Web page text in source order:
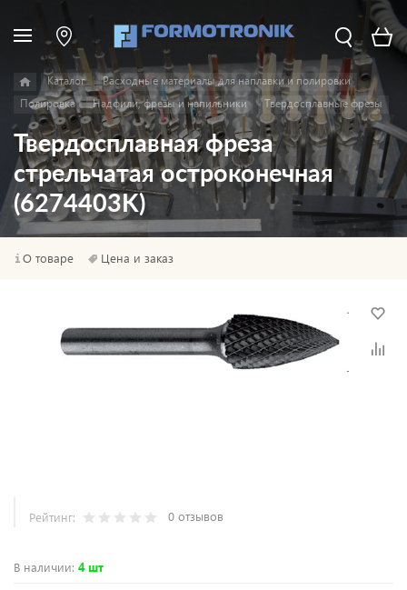
Каталог
Расходные материалы для наплавки и полировки
Полировка
Надфили, фрезы и напильники Твердосплавные фрезы
Твердосплавная фреза
стрельчатая остроконечная
(6274403K)
О товаре Цена и заказ
Рейтинг: 0 отзывов
В наличии: 4 шт